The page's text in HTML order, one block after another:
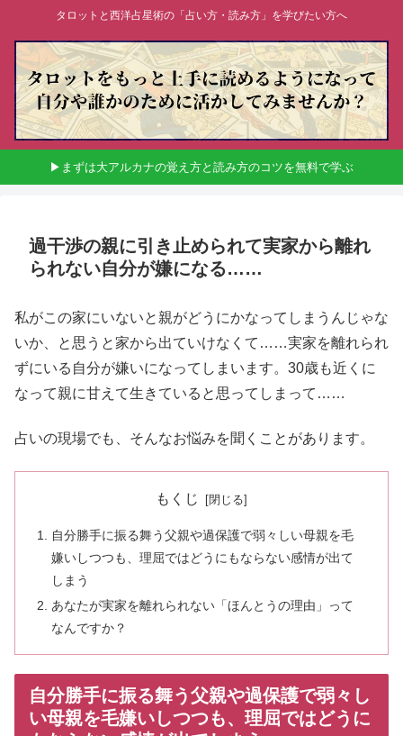
タロットと西洋占星術の「占い方・読み方」を学びたい方へ
▶まずは大アルカナの覚え方と読み方のコツを無料で学ぶ
過干渉の親に引き止められて実家から離れ
られない自分が嫌になる……
私がこの家にいないと親がどうにかなってしまうんじゃな
いか、と思うと家から出ていけなくて……実家を離れられ
ずにいる自分が嫌いになってしまいます。30歳も近くに
なって親に甘えて生きていると思ってしまって……
占いの現場でも、そんなお悩みを聞くことがあります。
もくじ
自分勝手に振る舞う父親や過保護で弱々しい母親を毛
嫌いしつつも、理屈ではどうにもならない感情が出て
しまう
あなたが実家を離れられない「ほんとうの理由」って
なんですか？
自分勝手に振る舞う父親や過保護で弱々し
い母親を毛嫌いしつつも、理屈ではどうに